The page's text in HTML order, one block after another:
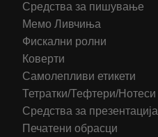
Средства за пишување
Мемо Ливчиња
Фискални ролни
Коверти
Самолепливи етикети
Тетратки/Тефтери/Нотеси
Средства за презентација
Печатени обрасци